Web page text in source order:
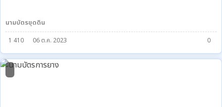
นามบัตรขุดดิน
1 410 06 ต.ค. 2023 0
0